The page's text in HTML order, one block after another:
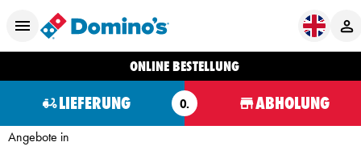
ONLINE BESTELLUNG
LIEFERUNG O. ABHOLUNG
Angebote in